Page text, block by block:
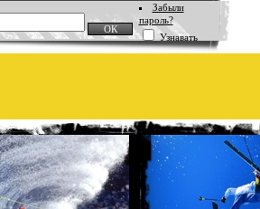
Забыли
пароль?
Узнавать